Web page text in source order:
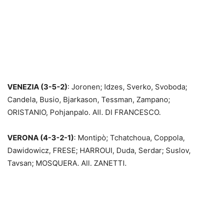
VENEZIA (3-5-2): Joronen; Idzes, Sverko, Svoboda;
Candela, Busio, Bjarkason, Tessman, Zampano;
ORISTANIO, Pohjanpalo. All. DI FRANCESCO.
VERONA (4-3-2-1): Montipò; Tchatchoua, Coppola,
Dawidowicz, FRESE; HARROUI, Duda, Serdar; Suslov,
Tavsan; MOSQUERA. All. ZANETTI.